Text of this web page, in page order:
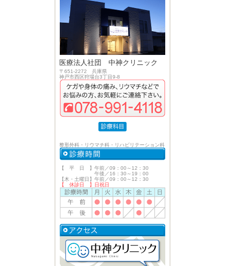
医療法人社団 中神クリニック
〒651-2272 兵庫県
神戸市西区狩場台3丁目9-8
整形外科・リウマチ科・リハビリテーション科
【 平 日 】午前／09：00～12：30
午後／16：30～19：00
【木・土曜日】午前／09：00～12：30
【 休診日 】日祝日